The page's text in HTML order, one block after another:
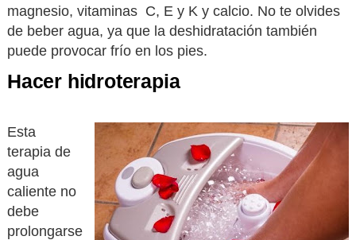
magnesio, vitaminas C, E y K y calcio. No te olvides
de beber agua, ya que la deshidratación también
puede provocar frío en los pies.
Hacer hidroterapia
Esta
terapia de
agua
caliente no
debe
prolongarse